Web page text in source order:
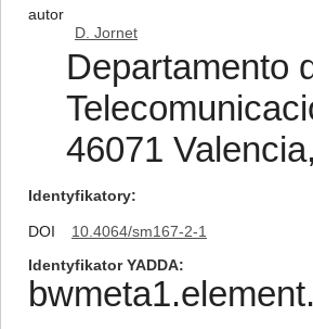
autor
D. Jornet
Departamento
46071
Identyfikatory
DOI
10.4064/sm167-2-1
Identyfikator YADDA